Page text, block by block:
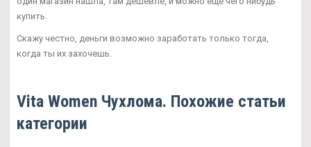
купить.
Скажу честно, деньги возможно заработать только тогда,
когда ты их захочешь.
Vita Women Чухлома. Похожие статьи
категории